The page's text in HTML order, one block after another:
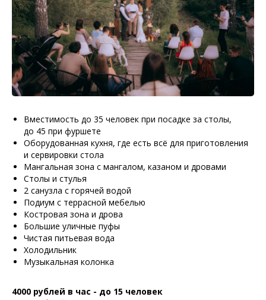
Вместимость до 35 человек при посадке за столы,
до 45 при фуршете
Оборудованная кухня, где есть всё для приготовления
и сервировки стола
Мангальная зона с мангалом, казаном и дровами
Столы и стулья
2 санузла с горячей водой
Подиум с террасной мебелью
Костровая зона и дрова
Большие уличные пуфы
Чистая питьевая вода
Холодильник
Музыкальная колонка
4000 рублей в час - до 15 человек